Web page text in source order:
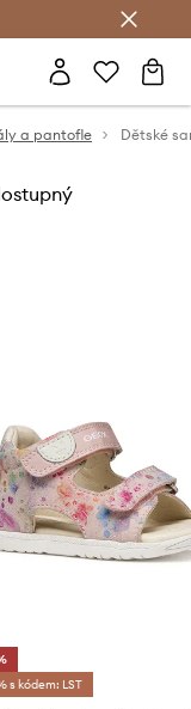
a pantofle Dětské
s kódem: LST